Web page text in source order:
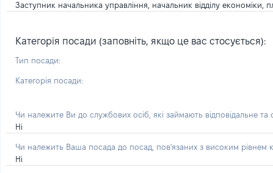
Заступник начальника управління, начальник відділу економіки,
Категорія посади (заповніть, якщо це вас стосується):
Тип посади:
Категорія посади:
Чи належите Ви до службових осіб, які займають відповідальне
Ні
Чи належить Ваша посада до посад, пов'язаних з високим рівнем
Ні